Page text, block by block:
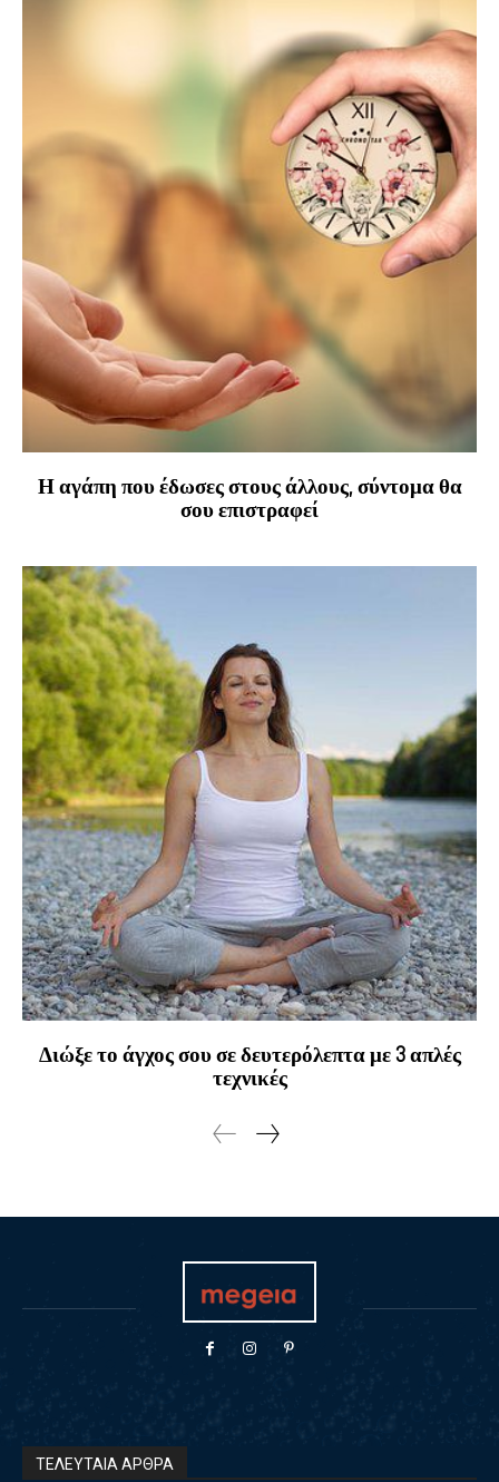
Η αγάπη που έδωσες στους άλλους, σύντομα θα
σου επιστραφεί
Διώξε το άγχος σου σε δευτερόλεπτα με 3 απλές
τεχνικές
ΤΕΛΕΥΤΑΙΑ ΑΡΘΡΑ